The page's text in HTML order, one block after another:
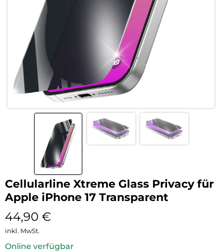
Cellularline Xtreme Glass Privacy für
Apple iPhone 17 Transparent
44,90 €
inkl. MwSt.
Online verfügbar